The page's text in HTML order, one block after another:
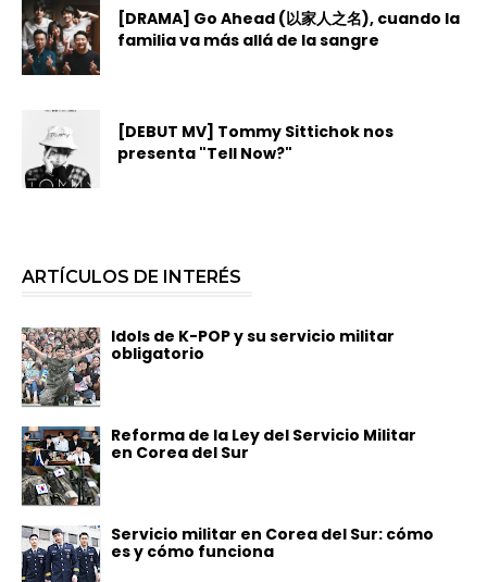
[DRAMA] Go Ahead (以家人之名), cuando la
familia va más allá de la sangre
[DEBUT MV] Tommy Sittichok nos
presenta "Tell Now?"
ARTÍCULOS DE INTERÉS
Idols de K-POP y su servicio militar
obligatorio
Reforma de la Ley del Servicio Militar
en Corea del Sur
Servicio militar en Corea del Sur: cómo
es y cómo funciona